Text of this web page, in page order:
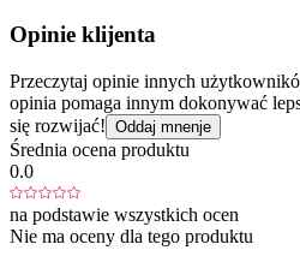
Opinie klijenta
Przeczytaj opinie innych
opinia pomaga innym dokonywać
się rozwijać! Oddaj mnenje
Średnia ocena produktu
0.0
na podstawie wszystkich ocen
Nie ma oceny dla tego produktu